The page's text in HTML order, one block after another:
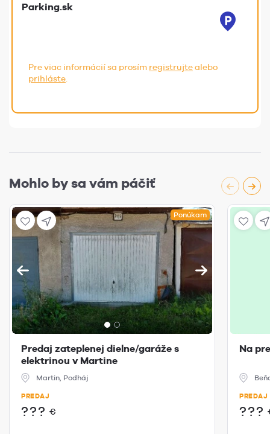
Parking.sk
Pre viac informácií sa prosím registrujtealebo
prihláste
Mohlo by sa vám páčiť
Ponúkam
Predaj zateplenej dielne/garáže s
elektrinou v Martine
Martin, Podháj
PREDAJ
??? €
Na
PREDAJ
???